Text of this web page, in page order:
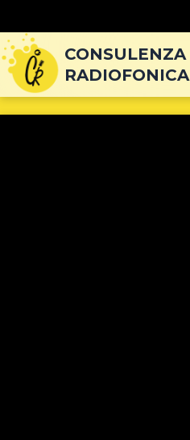
CONSULENZA
RADIOFONICA